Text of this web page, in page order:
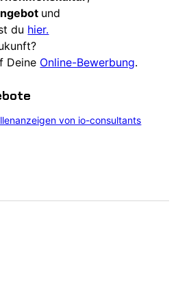
und
du hier.
Deine Online-Bewerbung.
von io-consultants